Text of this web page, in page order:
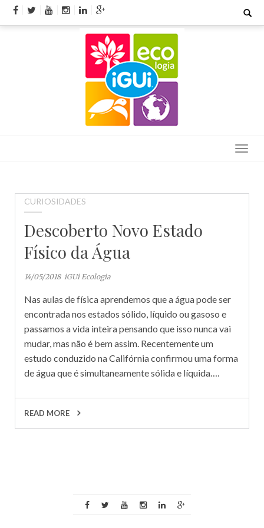
Skip
Search
CURIOSIDADES
Descoberto Novo Estado
Físico da Água
14/05/2018 iGUi Ecologia
Nas aulas de física aprendemos que a água pode ser
encontrada nos estados sólido, líquido ou gasoso e
passamos a vida inteira pensando que isso nunca vai
mudar, mas não é bem assim. Recentemente um
estudo conduzido na Califórnia confirmou uma forma
de água que é simultaneamente sólida e líquida….
READ MORE